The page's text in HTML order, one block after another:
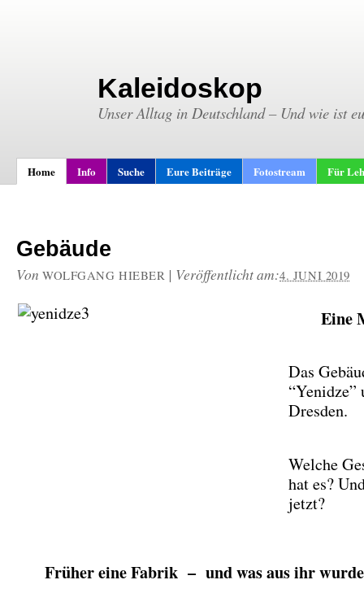
Kaleidoskop
Unser Alltag in Deutschland – Und wie ist
Home Info Suche Eure Beiträge Fotostream Für
Gebäude
Von WOLFGANG HIEBER | Veröffentlicht am:4. JUNI 2019
Eine
Das
“Yenidze”
Dresden.
Welche
hat es?
jetzt?
Früher eine Fabrik – und was aus ihr